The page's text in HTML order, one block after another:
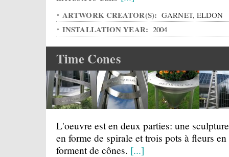
ARTWORK CREATOR(S): GARNET, ELDON
INSTALLATION YEAR: 2004
Time Cones
L'oeuvre est en deux parties: une sculpture
en forme de spirale et trois pots à fleurs en
forment de cônes. [...]